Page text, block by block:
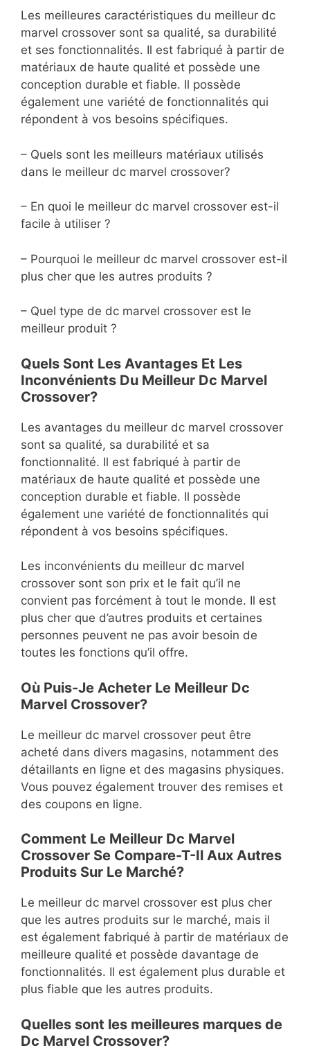
Les meilleures caractéristiques du meilleur dc
marvel crossover sont sa qualité, sa durabilité
et ses fonctionnalités. Il est fabriqué à partir de
matériaux de haute qualité et possède une
conception durable et fiable. Il possède
également une variété de fonctionnalités qui
répondent à vos besoins spécifiques.
– Quels sont les meilleurs matériaux utilisés
dans le meilleur dc marvel crossover?
– En quoi le meilleur dc marvel crossover est-il
facile à utiliser ?
– Pourquoi le meilleur dc marvel crossover est-il
plus cher que les autres produits ?
– Quel type de dc marvel crossover est le
meilleur produit ?
Quels Sont Les Avantages Et Les
Inconvénients Du Meilleur Dc Marvel
Crossover?
Les avantages du meilleur dc marvel crossover
sont sa qualité, sa durabilité et sa
fonctionnalité. Il est fabriqué à partir de
matériaux de haute qualité et possède une
conception durable et fiable. Il possède
également une variété de fonctionnalités qui
répondent à vos besoins spécifiques.
Les inconvénients du meilleur dc marvel
crossover sont son prix et le fait qu’il ne
convient pas forcément à tout le monde. Il est
plus cher que d’autres produits et certaines
personnes peuvent ne pas avoir besoin de
toutes les fonctions qu’il offre.
Où Puis-Je Acheter Le Meilleur Dc
Marvel Crossover?
Le meilleur dc marvel crossover peut être
acheté dans divers magasins, notamment des
détaillants en ligne et des magasins physiques.
Vous pouvez également trouver des remises et
des coupons en ligne.
Comment Le Meilleur Dc Marvel
Crossover Se Compare-T-Il Aux Autres
Produits Sur Le Marché?
Le meilleur dc marvel crossover est plus cher
que les autres produits sur le marché, mais il
est également fabriqué à partir de matériaux de
meilleure qualité et possède davantage de
fonctionnalités. Il est également plus durable et
plus fiable que les autres produits.
Quelles sont les meilleures marques de
Dc Marvel Crossover?